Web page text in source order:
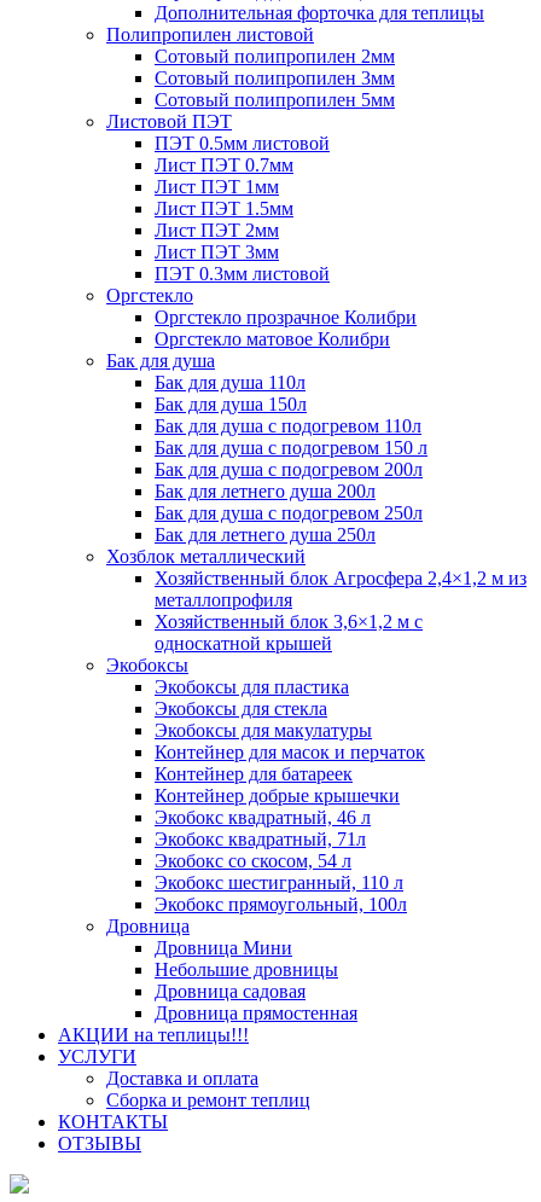
Дополнительная форточка для теплицы
Полипропилен листовой
Сотовый полипропилен 2мм
Сотовый полипропилен 3мм
Сотовый полипропилен 5мм
Листовой ПЭТ
ПЭТ 0.5мм листовой
Лист ПЭТ 0.7мм
Лист ПЭТ 1мм
Лист ПЭТ 1.5мм
Лист ПЭТ 2мм
Лист ПЭТ 3мм
ПЭТ 0.3мм листовой
Оргстекло
Оргстекло прозрачное Колибри
Оргстекло матовое Колибри
Бак для душа
Бак для душа 110л
Бак для душа 150л
Бак для душа с подогревом 110л
Бак для душа с подогревом 150 л
Бак для душа с подогревом 200л
Бак для летнего душа 200л
Бак для душа с подогревом 250л
Бак для летнего душа 250л
Хозблок металлический
Хозяйственный блок Агросфера 2,4×1,2 м из
металлопрофиля
Хозяйственный блок 3,6×1,2 м с
односкатной крышей
Экобоксы
Экобоксы для пластика
Экобоксы для стекла
Экобоксы для макулатуры
Контейнер для масок и перчаток
Контейнер для батареек
Контейнер добрые крышечки
Экобокс квадратный, 46 л
Экобокс квадратный, 71л
Экобокс со скосом, 54 л
Экобокс шестигранный, 110 л
Экобокс прямоугольный, 100л
Дровница
Дровница Мини
Небольшие дровницы
Дровница садовая
Дровница прямостенная
АКЦИИ на теплицы!!!
УСЛУГИ
Доставка и оплата
Сборка и ремонт теплиц
КОНТАКТЫ
ОТЗЫВЫ